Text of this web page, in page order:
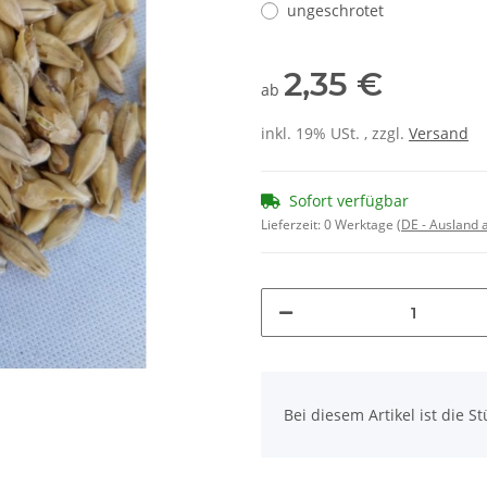
ungeschrotet
ab 2,35 €
inkl. 19% USt. , zzgl. Versand
Sofort verfügbar
Lieferzeit:0 Werktage (DE - Ausland
Bei diesem Artikel ist die